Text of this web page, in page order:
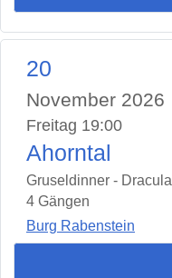
20
November 2026
Freitag 19:00
Ahorntal
Gruseldinner -
4 Gängen
Burg Rabenstein